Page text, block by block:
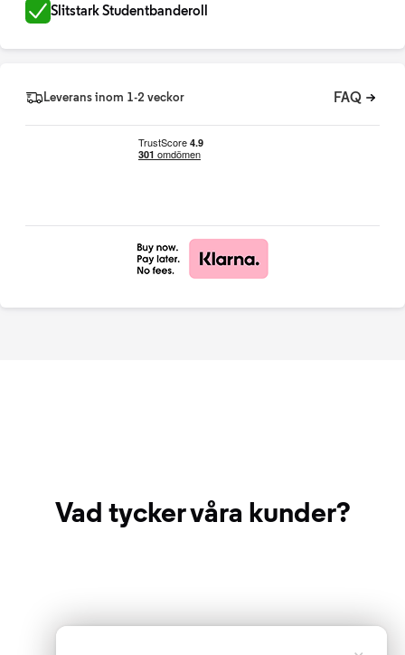
Slitstark Studentbanderoll
Leverans inom 1-2 veckor FAQ
Vad tycker våra kunder?